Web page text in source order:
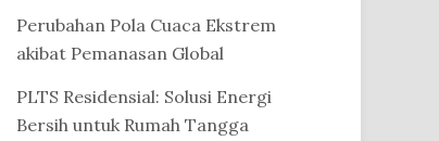
Perubahan Pola Cuaca Ekstrem
akibat Pemanasan Global
PLTS Residensial: Solusi Energi
Bersih untuk Rumah Tangga